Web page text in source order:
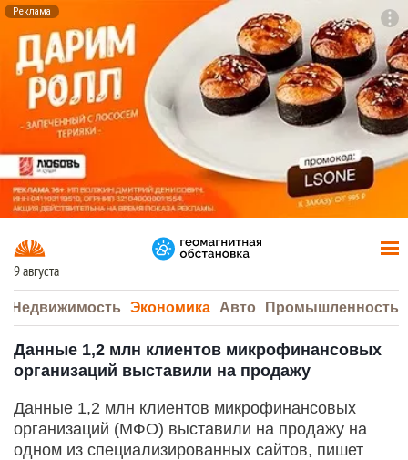
Реклама
9 августа
Недвижимость Экономика Авто Промышленность
Данные 1,2 млн клиентов микрофинансовых
организаций выставили на продажу
Данные 1,2 млн клиентов микрофинансовых
организаций (МФО) выставили на продажу на
одном из специализированных сайтов, пишет